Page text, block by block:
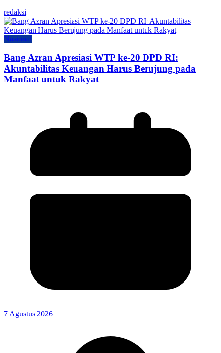
redaksi
Nasional
Bang Azran Apresiasi WTP ke-20 DPD RI:
Akuntabilitas Keuangan Harus Berujung pada
Manfaat untuk Rakyat
7 Agustus 2026